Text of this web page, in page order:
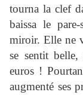
tourna la clef
baissa le
miroir. Elle ne
se sentit
euros !
augmenté ses